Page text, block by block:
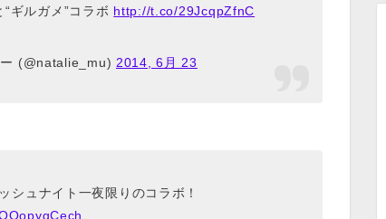
ギルガメ”コラボ http://t.co/29JcqpZfnC
(@natalie_mu) 2014, 6月 23
シュナイト一夜限りのコラボ！